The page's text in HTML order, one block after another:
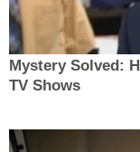
Mystery Solved:
TV Shows